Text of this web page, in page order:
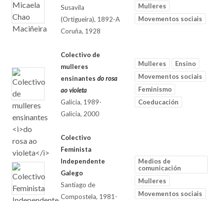
Susavila
(Ortigueira), 1892-A
Coruña, 1928
Mulleres
Movementos sociais
Colectivo de
mulleres
ensinantes do rosa
ao violeta
Galicia, 1989-
Galicia, 2000
Mulleres
Ensino
Movementos sociais
Feminismo
Coeducación
Colectivo
Feminista
Independente
Galego
Santiago de
Compostela, 1981-
Medios de
comunicación
Mulleres
Movementos sociais